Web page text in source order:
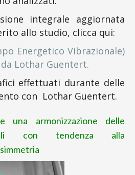
integrale aggiornata
allo studio, clicca qui:
Energetico Vibrazionale)
Lothar Guentert.
effettuati durante delle
con Lothar Guentert.
una armonizzazione delle
con tendenza alla